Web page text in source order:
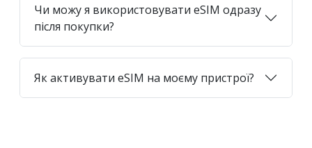
Чи можу я використовувати eSIM одразу
після покупки?
Як активувати eSIM на моєму пристрої?